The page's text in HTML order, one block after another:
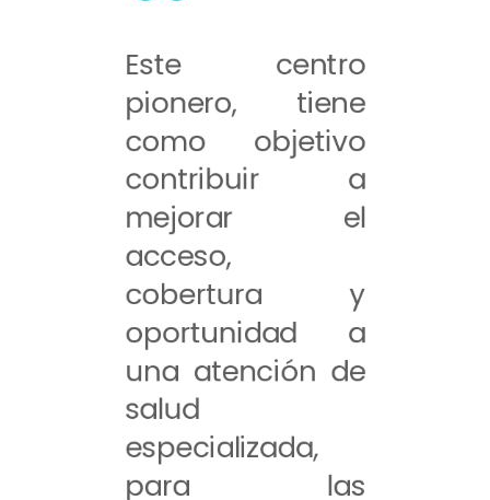
Este centro
pionero, tiene
como objetivo
contribuir a
mejorar el
acceso,
cobertura y
oportunidad a
una atención de
salud
especializada,
para las